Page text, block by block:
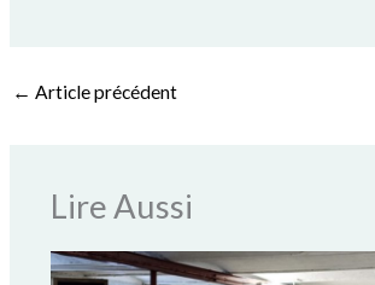
← Article précédent
Lire Aussi